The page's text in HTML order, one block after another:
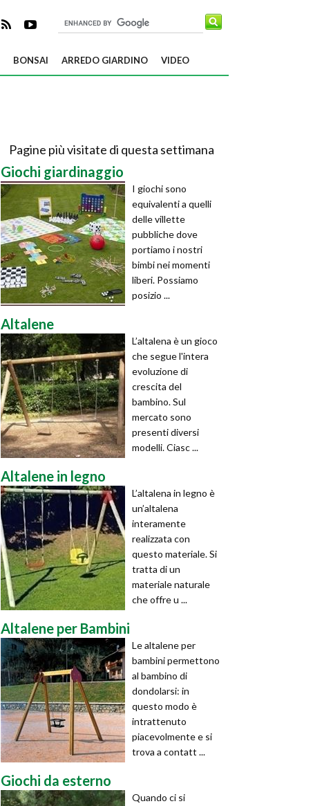
BONSAI ARREDO GIARDINO VIDEO
Pagine più visitate di questa settimana
Giochi giardinaggio
I giochi sono
equivalenti a quelli
delle villette
pubbliche dove
portiamo i nostri
bimbi nei momenti
liberi. Possiamo
posizio ...
Altalene
L’altalena è un gioco
che segue l'intera
evoluzione di
crescita del
bambino. Sul
mercato sono
presenti diversi
modelli. Ciasc ...
Altalene in legno
L’altalena in legno è
un’altalena
interamente
realizzata con
questo materiale. Si
tratta di un
materiale naturale
che offre u ...
Altalene per Bambini
Le altalene per
bambini permettono
al bambino di
dondolarsi: in
questo modo è
intrattenuto
piacevolmente e si
trova a contatt ...
Giochi da esterno
Quando ci si